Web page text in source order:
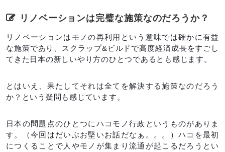
リノベーションは完璧な施策なのだろうか？
リノベーションはモノの再利用という意味では確かに有益
な施策であり、スクラップ&ビルドで高度経済成長をすごし
てきた日本の新しいやり方のひとつであるとも感じます。
とはいえ、果たしてそれは全てを解決する施策なのだろう
か？という疑問も感じています。
日本の問題点のひとつにハコモノ行政というものがありま
す。（今回はだいぶお堅いお話だなぁ。。。）ハコを最初
につくることで人やモノが集まり流通が起こるだろうとい